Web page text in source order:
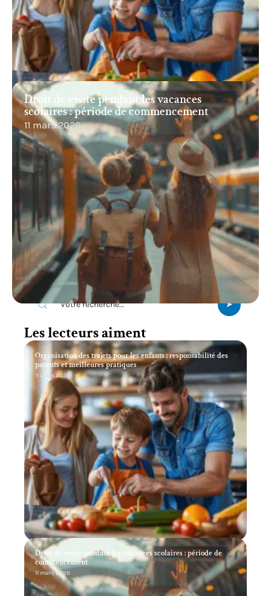
Droit de visite pendant les vacances
scolaires : période de commencement
11 mars 2026
Recherche
Les lecteurs aiment
Organisation des trajets pour les enfants : responsabilité des
parents et meilleures pratiques
11 mars 2026
Droit de visite pendant les vacances scolaires : période de
commencement
11 mars 2026